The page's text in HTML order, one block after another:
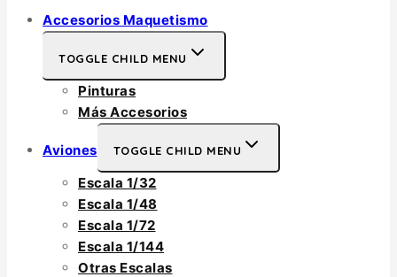
Accesorios Maquetismo
TOGGLE CHILD MENU
Pinturas
Más Accesorios
Aviones TOGGLE CHILD MENU
Escala 1/32
Escala 1/48
Escala 1/72
Escala 1/144
Otras Escalas